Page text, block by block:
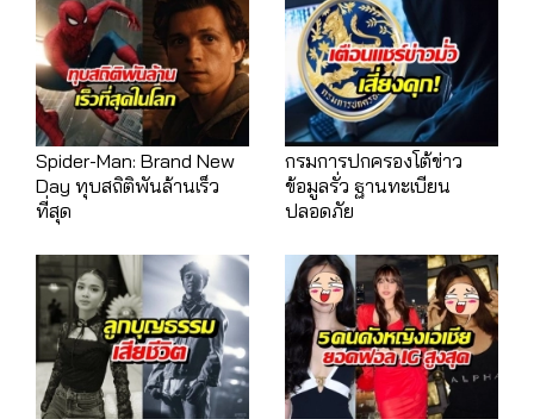
Spider-Man: Brand New
Day ทุบสถิติพันล้านเร็ว
ที่สุด
กรมการปกครองโต้ข่าว
ข้อมูลรั่ว ฐานทะเบียน
ปลอดภัย